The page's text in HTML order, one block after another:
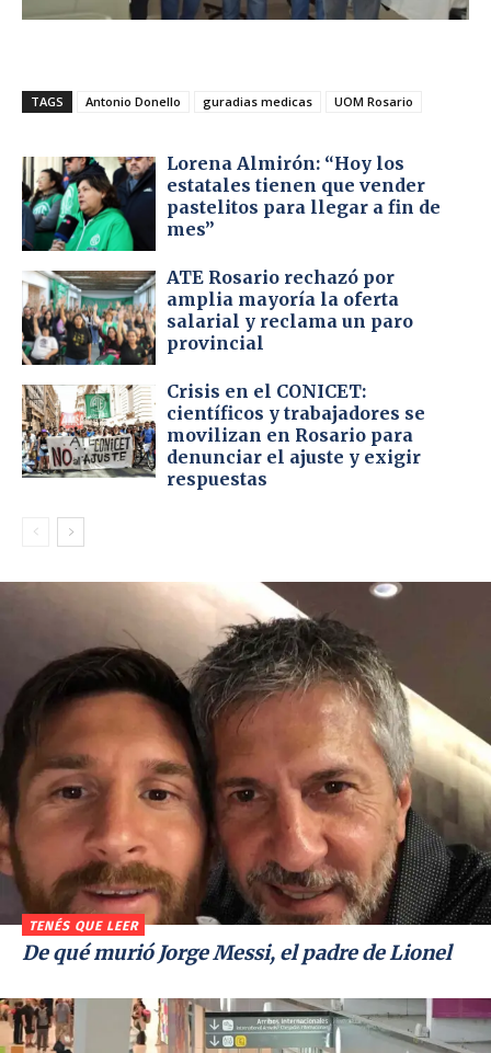
TAGS Antonio Donello guradias medicas UOM Rosario
Lorena Almirón: “Hoy los
estatales tienen que vender
pastelitos para llegar a fin de
mes”
ATE Rosario rechazó por
amplia mayoría la oferta
salarial y reclama un paro
provincial
Crisis en el CONICET:
científicos y trabajadores se
movilizan en Rosario para
denunciar el ajuste y exigir
respuestas
TENÉS QUE LEER
De qué murió Jorge Messi, el padre de Lionel